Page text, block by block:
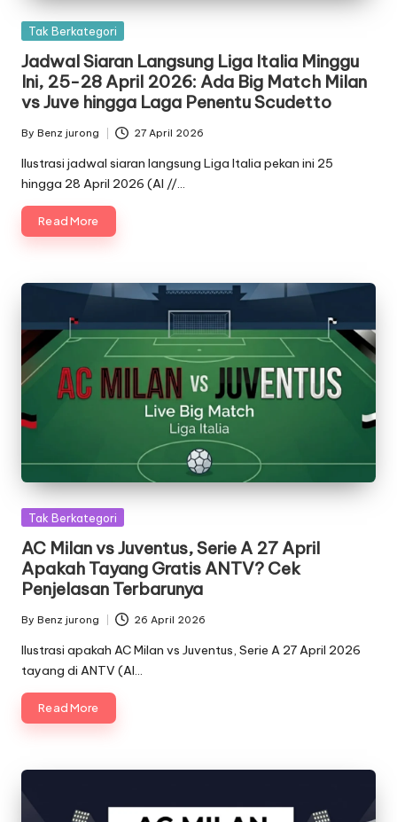
Posted
Tak Berkategori
Jadwal Siaran Langsung Liga Italia Minggu
Ini, 25-28 April 2026: Ada Big Match Milan
vs Juve hingga Laga Penentu Scudetto
Posted
by
By Benz jurong 27 April 2026
Ilustrasi jadwal siaran langsung Liga Italia pekan ini 25
hingga 28 April 2026 (AI //…
Read More
Posted
Tak Berkategori
AC Milan vs Juventus, Serie A 27 April
Apakah Tayang Gratis ANTV? Cek
Penjelasan Terbarunya
Posted
by
By Benz jurong 26 April 2026
Ilustrasi apakah AC Milan vs Juventus, Serie A 27 April 2026
tayang di ANTV (AI…
Read More